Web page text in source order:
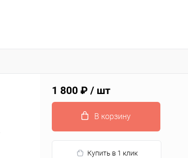
1 800 ₽ / шт
В корзину
Купить в 1 клик